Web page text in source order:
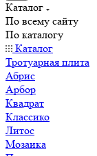
Каталог
По всему сайту
По каталогу
Каталог
Тротуарная плита
Абрис
Арбор
Квадрат
Классико
Литос
Мозаика